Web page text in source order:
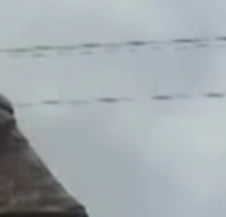
available